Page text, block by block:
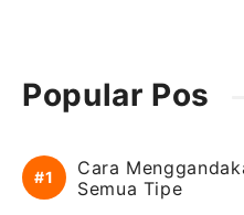
Popular Pos
Cara
Semua Tipe